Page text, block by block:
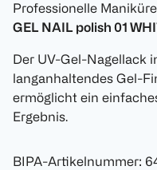
Professionelle
GEL NAIL polish 01
Der UV-Gel-Nagellack
langanhaltendes Gel-
ermöglicht ein
Ergebnis.
BIPA-Artikelnummer: